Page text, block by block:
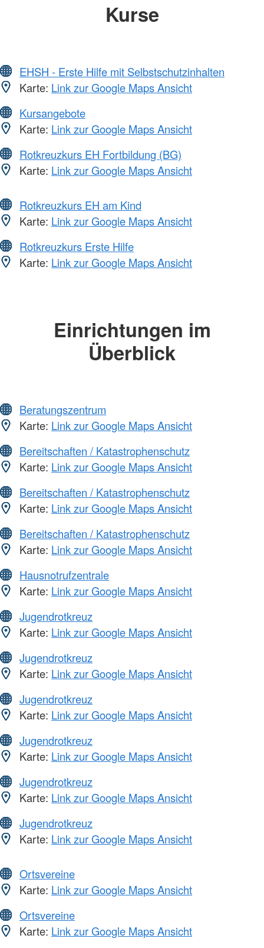
Kurse
EHSH - Erste Hilfe mit Selbstschutzinhalten
Karte: Link zur Google Maps Ansicht
Kursangebote
Karte: Link zur Google Maps Ansicht
Rotkreuzkurs EH Fortbildung (BG)
Karte: Link zur Google Maps Ansicht
Rotkreuzkurs EH am Kind
Karte: Link zur Google Maps Ansicht
Rotkreuzkurs Erste Hilfe
Karte: Link zur Google Maps Ansicht
Einrichtungen im
Überblick
Beratungszentrum
Karte: Link zur Google Maps Ansicht
Bereitschaften / Katastrophenschutz
Karte: Link zur Google Maps Ansicht
Bereitschaften / Katastrophenschutz
Karte: Link zur Google Maps Ansicht
Bereitschaften / Katastrophenschutz
Karte: Link zur Google Maps Ansicht
Hausnotrufzentrale
Karte: Link zur Google Maps Ansicht
Jugendrotkreuz
Karte: Link zur Google Maps Ansicht
Jugendrotkreuz
Karte: Link zur Google Maps Ansicht
Jugendrotkreuz
Karte: Link zur Google Maps Ansicht
Jugendrotkreuz
Karte: Link zur Google Maps Ansicht
Jugendrotkreuz
Karte: Link zur Google Maps Ansicht
Jugendrotkreuz
Karte: Link zur Google Maps Ansicht
Ortsvereine
Karte: Link zur Google Maps Ansicht
Ortsvereine
Karte: Link zur Google Maps Ansicht